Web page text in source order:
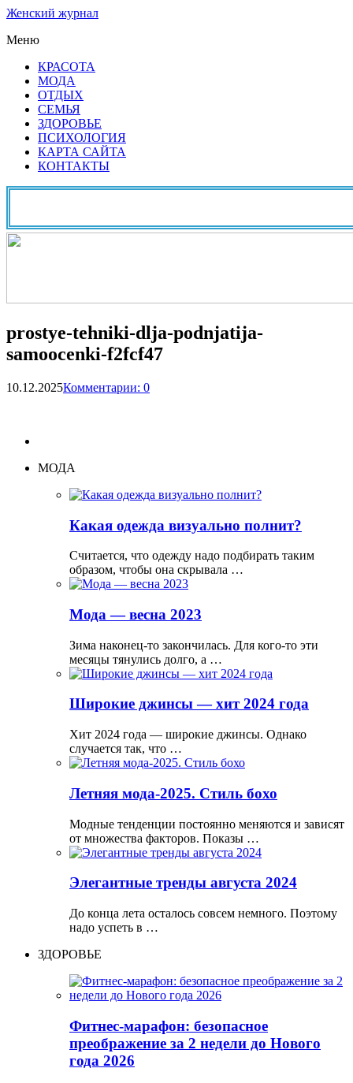
Женский журнал
Меню
КРАСОТА
МОДА
ОТДЫХ
СЕМЬЯ
ЗДОРОВЬЕ
ПСИХОЛОГИЯ
КАРТА САЙТА
КОНТАКТЫ
prostye-tehniki-dlja-podnjatija-
samoocenki-f2fcf47
10.12.2025Комментарии: 0
МОДА
Какая одежда визуально полнит?
Считается, что одежду надо подбирать таким
образом, чтобы она скрывала …
Мода — весна 2023
Зима наконец-то закончилась. Для кого-то эти
месяцы тянулись долго, а …
Широкие джинсы — хит 2024 года
Хит 2024 года — широкие джинсы. Однако
случается так, что …
Летняя мода-2025. Стиль бохо
Модные тенденции постоянно меняются и зависят
от множества факторов. Показы …
Элегантные тренды августа 2024
До конца лета осталось совсем немного. Поэтому
надо успеть в …
ЗДОРОВЬЕ
Фитнес-марафон: безопасное
преображение за 2 недели до Нового
года 2026